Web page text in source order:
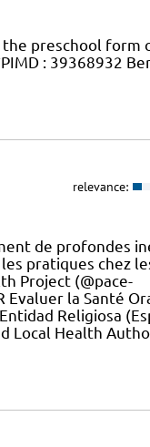
the preschool form
: 39368932
relevance:
de profondes
pratiques chez
Project (@pace-
Evaluer la Santé
Religiosa
Local Health